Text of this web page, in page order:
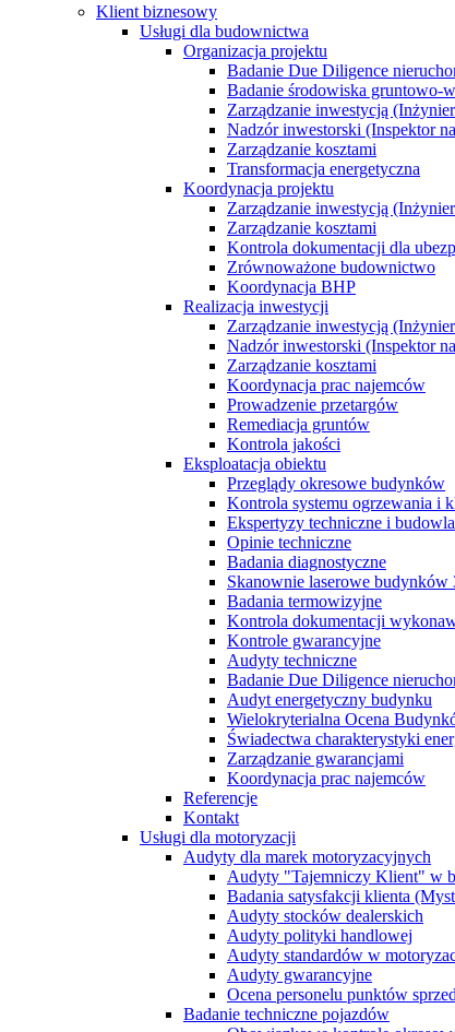
Klient biznesowy
Usługi dla budownictwa
Organizacja projektu
Badanie Due Diligence
Badanie środowiska gruntowo-
Zarządzanie inwestycją
Nadzór inwestorski (Inspektor
Zarządzanie kosztami
Transformacja energetyczna
Koordynacja projektu
Zarządzanie inwestycją
Zarządzanie kosztami
Kontrola dokumentacji dla
Zrównoważone budownictwo
Koordynacja BHP
Realizacja inwestycji
Zarządzanie inwestycją
Nadzór inwestorski (Inspektor
Zarządzanie kosztami
Koordynacja prac najemców
Prowadzenie przetargów
Remediacja gruntów
Kontrola jakości
Eksploatacja obiektu
Przeglądy okresowe budynków
Kontrola systemu ogrzewania i
Ekspertyzy techniczne i
Opinie techniczne
Badania diagnostyczne
Skanownie laserowe budynków
Badania termowizyjne
Kontrola dokumentacji
Kontrole gwarancyjne
Audyty techniczne
Badanie Due Diligence
Audyt energetyczny budynku
Wielokryterialna Ocena
Świadectwa charakterystyki
Zarządzanie gwarancjami
Koordynacja prac najemców
Referencje
Kontakt
Usługi dla motoryzacji
Audyty dla marek motoryzacyjnych
Audyty "Tajemniczy Klient" w
Badania satysfakcji klienta
Audyty stocków dealerskich
Audyty polityki handlowej
Audyty standardów w
Audyty gwarancyjne
Ocena personelu punktów
Badanie techniczne pojazdów